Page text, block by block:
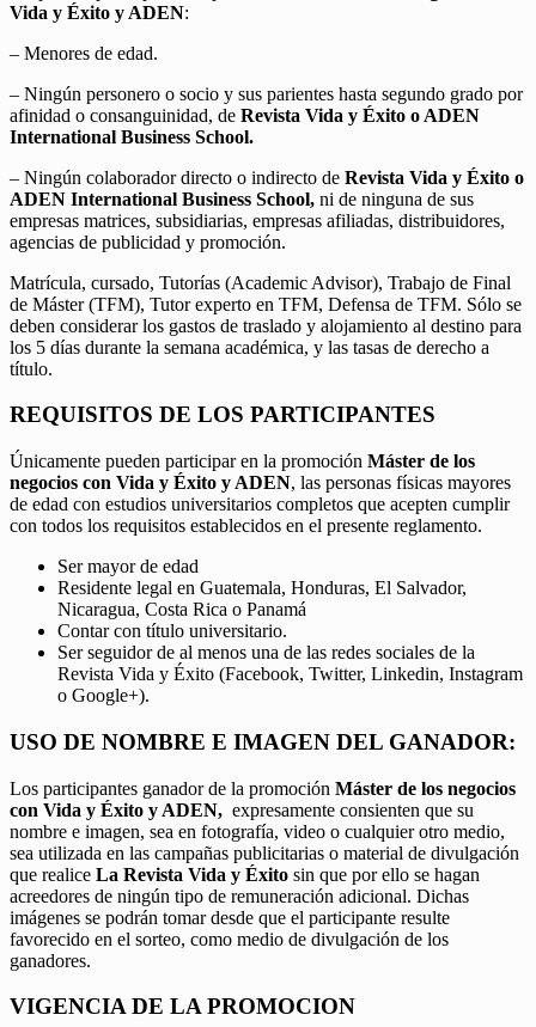
Vida y Éxito y ADEN:
– Menores de edad.
– Ningún personero o socio y sus parientes hasta segundo grado por
afinidad o consanguinidad, de Revista Vida y Éxito o ADEN
International Business School.
– Ningún colaborador directo o indirecto de Revista Vida y Éxito o
ADEN International Business School, ni de ninguna de sus
empresas matrices, subsidiarias, empresas afiliadas, distribuidores,
agencias de publicidad y promoción.
Matrícula, cursado, Tutorías (Academic Advisor), Trabajo de Final
de Máster (TFM), Tutor experto en TFM, Defensa de TFM. Sólo se
deben considerar los gastos de traslado y alojamiento al destino para
los 5 días durante la semana académica, y las tasas de derecho a
título.
REQUISITOS DE LOS PARTICIPANTES
Únicamente pueden participar en la promoción Máster de los
negocios con Vida y Éxito y ADEN, las personas físicas mayores
de edad con estudios universitarios completos que acepten cumplir
con todos los requisitos establecidos en el presente reglamento.
Ser mayor de edad
Residente legal en Guatemala, Honduras, El Salvador,
Nicaragua, Costa Rica o Panamá
Contar con título universitario.
Ser seguidor de al menos una de las redes sociales de la
Revista Vida y Éxito (Facebook, Twitter, Linkedin, Instagram
o Google+).
USO DE NOMBRE E IMAGEN DEL GANADOR:
Los participantes ganador de la promoción Máster de los negocios
con Vida y Éxito y ADEN, expresamente consienten que su
nombre e imagen, sea en fotografía, video o cualquier otro medio,
sea utilizada en las campañas publicitarias o material de divulgación
que realice La Revista Vida y Éxito sin que por ello se hagan
acreedores de ningún tipo de remuneración adicional. Dichas
imágenes se podrán tomar desde que el participante resulte
favorecido en el sorteo, como medio de divulgación de los
ganadores.
VIGENCIA DE LA PROMOCION